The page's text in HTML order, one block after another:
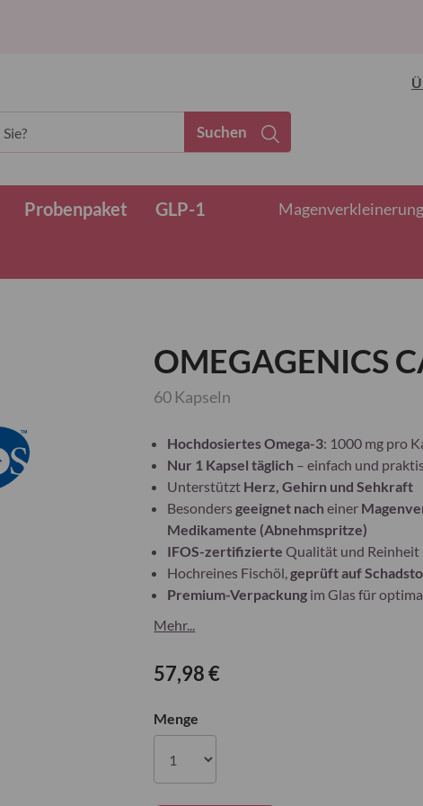
Suchen
Probenpaket GLP-1
OMEGAGENICS
60 Kapseln
Hochdosiertes Omega-3: 1000 mg pro
Nur 1 Kapsel täglich – einfach und
Unterstützt Herz, Gehirn und Sehkraft
Besondersgeeignet nach einer
Medikamente (Abnehmspritze)
IFOS-zertifizierte Qualität und Reinheit
Hochreines Fischöl,geprüft auf
Premium-Verpackung im Glas für
Mehr...
57,98 €
Menge